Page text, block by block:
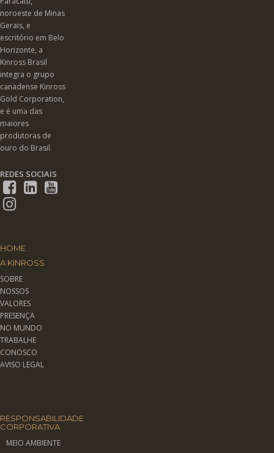
noroeste de Minas
Gerais, e
escritório em Belo
Horizonte, a
Kinross Brasil
integra o grupo
canadense Kinross
Gold Corporation,
e é uma das
maiores
produtoras de
ouro do Brasil.
REDES SOCIAIS
HOME
A KINROSS
SOBRE
NOSSOS
VALORES
PRESENÇA
NO MUNDO
TRABALHE
CONOSCO
AVISO LEGAL
RESPONSABILIDADE
CORPORATIVA
MEIO AMBIENTE